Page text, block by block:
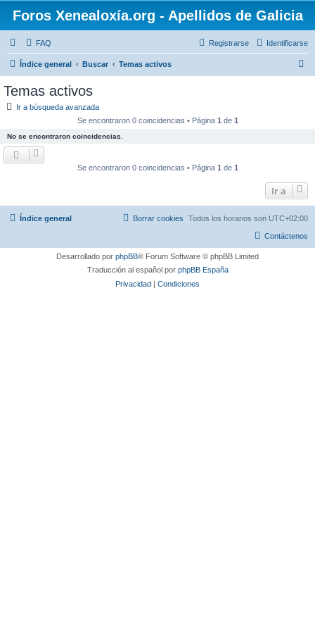
Foros Xenealoxía.org - Apellidos de Galicia
FAQ Identificarse
Registrarse
Índice general Buscar Temas activos
Temas activos
Ir a búsqueda avanzada
Se encontraron 0 coincidencias • Página 1 de 1
No se encontraron coincidencias.
Se encontraron 0 coincidencias • Página 1 de 1
Ir a
Índice general Todos los horarios son UTC+02:00
Borrar cookies
Contáctenos
Desarrollado por phpBB® Forum Software © phpBB Limited
Traducción al español por phpBB España
Privacidad | Condiciones